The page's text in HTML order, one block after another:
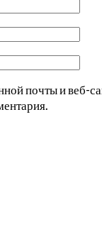
почты и веб-